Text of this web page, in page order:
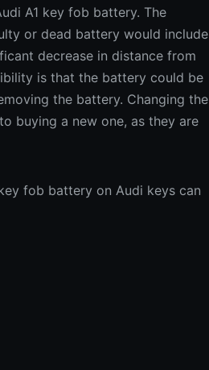
A1 key fob battery. The
or dead battery would include
decrease in distance from
is that the battery could be
the battery. Changing the
buying a new one, as they are
fob battery on Audi keys can